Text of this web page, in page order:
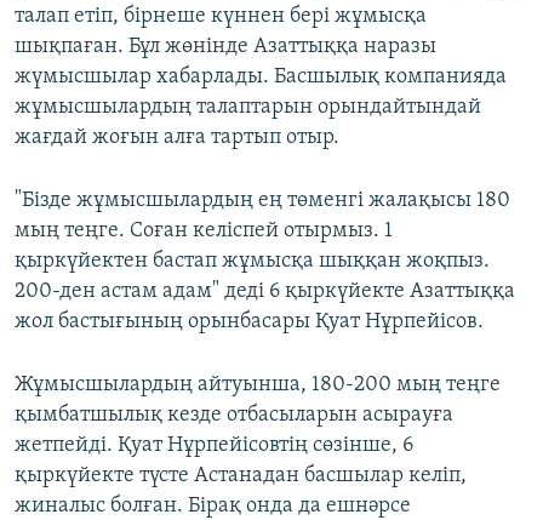
талап етіп, бірнеше күннен бері жұмысқа
шықпаған. Бұл жөнінде Азаттыққа наразы
жүмысшылар хабарлады. Басшылық компанияда
жұмысшылардың талаптарын орындайтындай
жағдай жоғын алға тартып отыр.
"Бізде жұмысшылардың ең төменгі жалақысы 180
мың теңге. Соған келіспей отырмыз. 1
қыркүйектен бастап жұмысқа шыққан жоқпыз.
200-ден астам адам" деді 6 қыркүйекте Азаттыққа
жол бастығының орынбасары Қуат Нұрпейісов.
Жұмысшылардың айтуынша, 180-200 мың теңге
қымбатшылық кезде отбасыларын асырауға
жетпейді. Қуат Нұрпейісовтің сөзінше, 6
қыркүйекте түсте Астанадан басшылар келіп,
жиналыс болған. Бірақ онда да ешнәрсе